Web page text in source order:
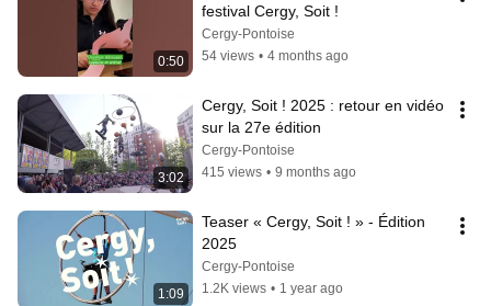
0:50
festival Cergy, Soit !
Cergy-Pontoise
54 views • 4 months ago
3:02
Cergy, Soit ! 2025 : retour en vidéo
sur la 27e édition
Cergy-Pontoise
415 views • 9 months ago
1:09
Teaser « Cergy, Soit ! » - Édition
2025
Cergy-Pontoise
1.2K views • 1 year ago